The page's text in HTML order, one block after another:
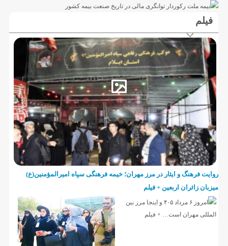
فیلم
روایت فرهنگ و ایثار در مرز مهران؛ خیمه فرهنگی سپاه امیرالمؤمنین(ع)
میزبان زائران اربعین + فیلم